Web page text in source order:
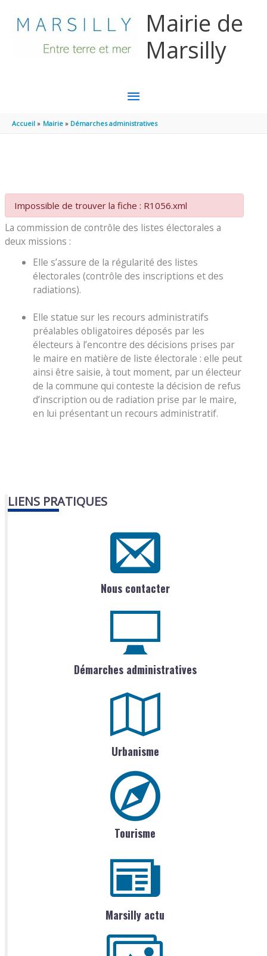
Mairie de
Marsilly
MENU
PRINCIPAL
Accueil Mairie Démarches administratives
Impossible de trouver la fiche : R1056.xml
La commission de contrôle des listes électorales a
deux missions :
Elle s’assure de la régularité des listes
électorales (contrôle des inscriptions et des
radiations).
Elle statue sur les recours administratifs
préalables obligatoires déposés par les
électeurs à l’encontre des décisions prises par
le maire en matière de liste électorale : elle peut
ainsi être saisie, à tout moment, par un électeur
de la commune qui conteste la décision de refus
d’inscription ou de radiation prise par le maire,
en lui présentant un recours administratif.
LIENS PRATIQUES
Nous contacter
Démarches administratives
Urbanisme
Tourisme
Marsilly actu